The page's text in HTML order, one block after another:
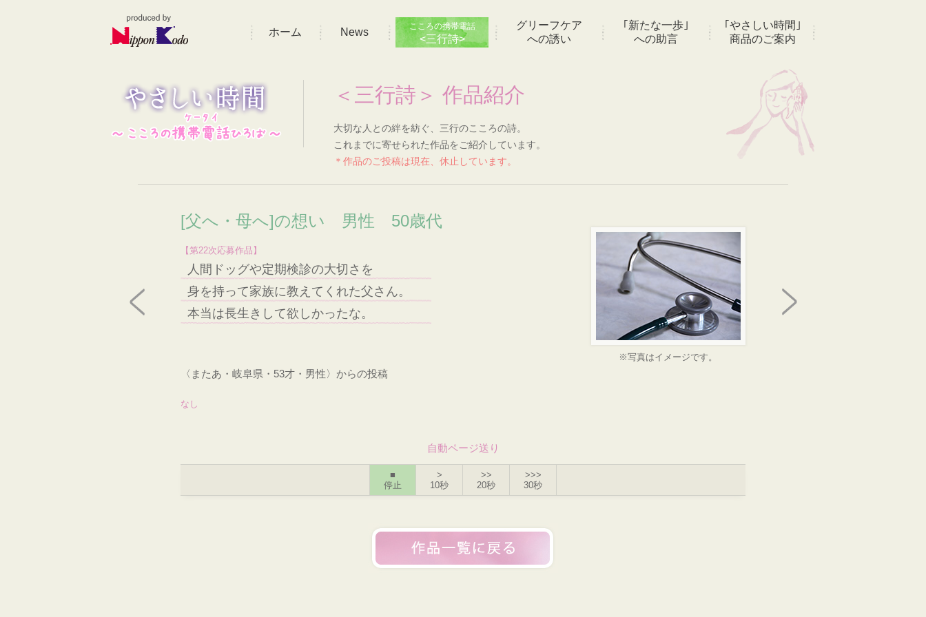
ホーム News こころの携帯電話
<三行詩>
グリーフケア
への誘い
｢新たな一歩｣
への助言
｢やさしい時間｣
商品のご案内
＜三行詩＞ 作品紹介
大切な人との絆を紡ぐ、三行のこころの詩。
これまでに寄せられた作品をご紹介しています。
＊作品のご投稿は現在、休止しています。
[父へ・母へ]の想い 男性 50歳代
【第22次応募作品】
人間ドッグや定期検診の大切さを
身を持って家族に教えてくれた父さん。
本当は長生きして欲しかったな。
※写真はイメージです。
〈またあ・岐阜県・53才・男性〉からの投稿
なし
自動ページ送り
■
停止
>
10秒
>>
20秒
>>>
30秒